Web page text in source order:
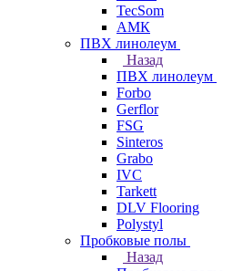
TecSom
АМК
ПВХ линолеум
Назад
ПВХ линолеум
Forbo
Gerflor
FSG
Sinteros
Grabo
IVC
Tarkett
DLV Flooring
Polystyl
Пробковые полы
Назад